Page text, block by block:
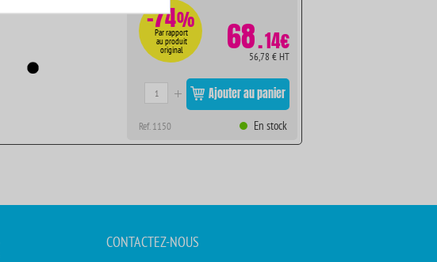
-74%
Par rapport
au produit
original 68.14€
56,78 € HT
Ajouter au panier
Ref. 1150 En stock
CONTACTEZ-NOUS